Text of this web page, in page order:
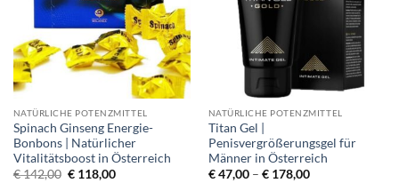
NATÜRLICHE POTENZMITTEL
Spinach Ginseng Energie-
Bonbons | Natürlicher
Vitalitätsboost in Österreich
€142,00 Original
€118,00Current
NATÜRLICHE POTENZMITTEL
Titan Gel |
Penisvergrößerungsgel für
Männer in Österreich
€47,00 – €178,00Price